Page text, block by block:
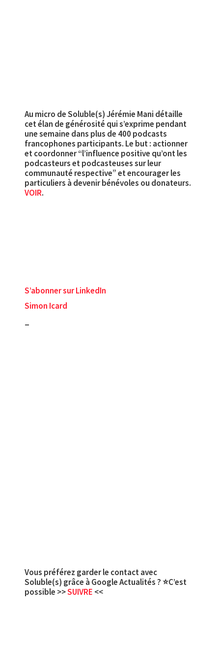
Au micro de Soluble(s) Jérémie Mani détaille
cet élan de générosité qui s’exprime pendant
une semaine dans plus de 400 podcasts
francophones participants. Le but : actionner
et coordonner “l’influence positive qu’ont les
podcasteurs et podcasteuses sur leur
communauté respective” et encourager les
particuliers à devenir bénévoles ou donateurs.
VOIR.
S’abonner sur LinkedIn
Simon Icard
Vous préférez garder le contact avec
Soluble(s) grâce à Google Actualités ? ⭐C’est
possible >>SUIVRE <<